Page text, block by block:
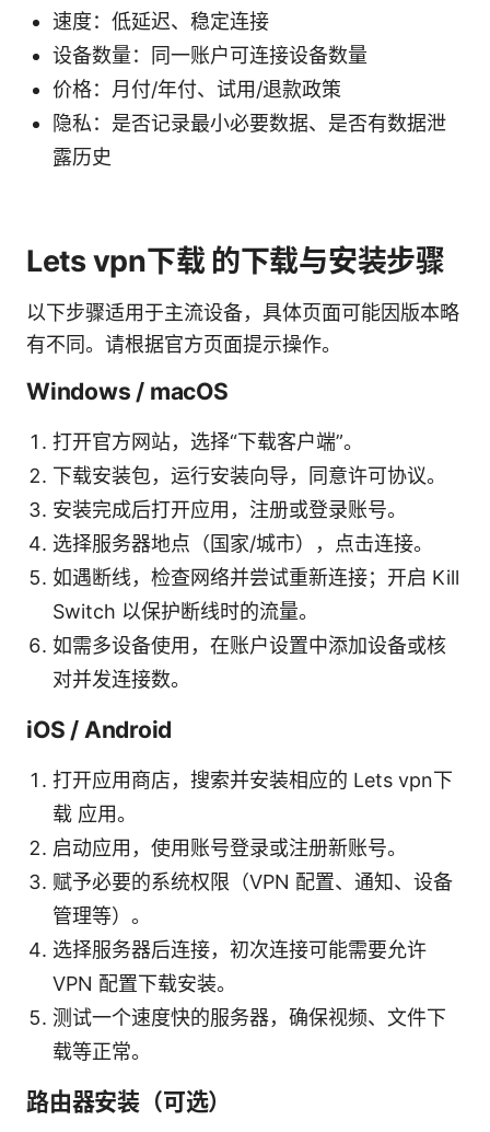
速度：低延迟、稳定连接
设备数量：同一账户可连接设备数量
价格：月付/年付、试用/退款政策
隐私：是否记录最小必要数据、是否有数据泄
露历史
Lets vpn下载 的下载与安装步骤
以下步骤适用于主流设备，具体页面可能因版本略
有不同。请根据官方页面提示操作。
Windows / macOS
打开官方网站，选择“下载客户端”。
下载安装包，运行安装向导，同意许可协议。
安装完成后打开应用，注册或登录账号。
选择服务器地点（国家/城市），点击连接。
如遇断线，检查网络并尝试重新连接；开启 Kill
Switch 以保护断线时的流量。
如需多设备使用，在账户设置中添加设备或核
对并发连接数。
iOS / Android
打开应用商店，搜索并安装相应的 Lets vpn下
载 应用。
启动应用，使用账号登录或注册新账号。
赋予必要的系统权限（VPN 配置、通知、设备
管理等）。
选择服务器后连接，初次连接可能需要允许
VPN 配置下载安装。
测试一个速度快的服务器，确保视频、文件下
载等正常。
路由器安装（可选）